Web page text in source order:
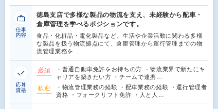
仕事
内容
徳島支店で多様な製品の物流を支え、未経験から配車・
倉庫管理を学べるポジションです。
食品・化粧品・電化製品など、生活や企業活動に関わる多様
な製品を扱う物流拠点にて、倉庫管理から運行管理までの物
流管理業務を…
応募
資格
必須
・普通自動車免許をお持ちの方 ・物流業界で新たにキ
ャリアを築きたい方 ・チームで連携…
歓迎
・物流管理業務の経験 ・配車業務の経験 ・運行管理者
資格 ・フォークリフト免許 ・人と人…